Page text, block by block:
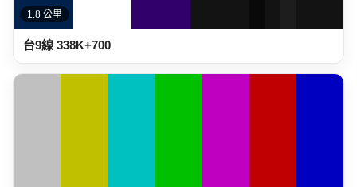
1.8 公里
台9線 338K+700